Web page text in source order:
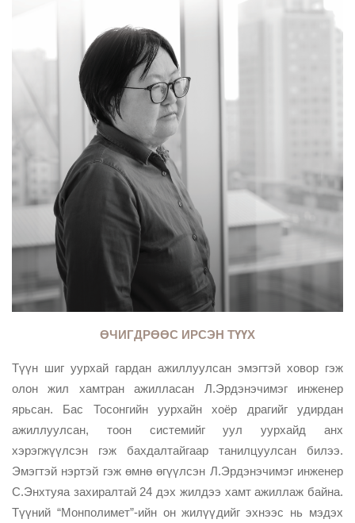
ӨЧИГДРӨӨС ИРСЭН ТҮҮХ
Түүн шиг уурхай гардан ажиллуулсан эмэгтэй ховор гэж
олон жил хамтран ажилласан Л.Эрдэнэчимэг инженер
ярьсан. Бас Тосонгийн уурхайн хоёр драгийг удирдан
ажиллуулсан, тоон системийг уул уурхайд анх
хэрэгжүүлсэн гэж бахдалтайгаар танилцуулсан билээ.
Эмэгтэй нэртэй гэж өмнө өгүүлсэн Л.Эрдэнэчимэг инженер
С.Энхтуяа захиралтай 24 дэх жилдээ хамт ажиллаж байна.
Түүний “Монполимет”-ийн он жилүүдийг эхнээс нь мэдэх